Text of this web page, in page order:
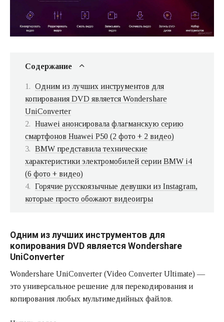
Содержание
Одним из лучших инструментов для
копирования DVD является Wondershare
UniConverter
Huawei анонсировала флагманскую серию
смартфонов Huawei P50 (2 фото + 2 видео)
BMW представила технические
характеристики электромобилей серии BMW i4
(6 фото + видео)
Горячие русскоязычные девушки из Instagram,
которые просто обожают видеоигры
Одним из лучших инструментов для
копирования DVD является Wondershare
UniConverter
Wondershare UniConverter (Video Converter Ultimate) —
это универсальное решение для перекодирования и
копирования любых мультимедийных файлов.